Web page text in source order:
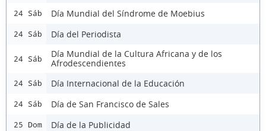
24 Sáb Día Mundial del Síndrome de Moebius
24 Sáb Día del Periodista
24 Sáb
Día Mundial de la Cultura Africana y de los
Afrodescendientes
24 Sáb Día Internacional de la Educación
24 Sáb Día de San Francisco de Sales
25 Dom Día de la Publicidad